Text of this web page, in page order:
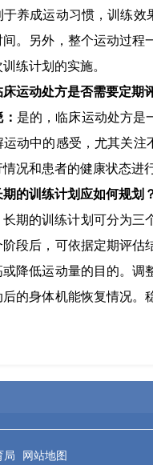
于养成运动习惯，训练
。另外，整个运动过程
练计划的实施。
床运动处方是否需要定期
是的，临床运动处方是
运动中的感受，尤其关
况和患者的健康状态进
期的训练计划应如何规划
长期的训练计划可分为三
段后，可依据定期评估
或降低运动量的目的。
的身体机能恢复情况。
局 网站地图